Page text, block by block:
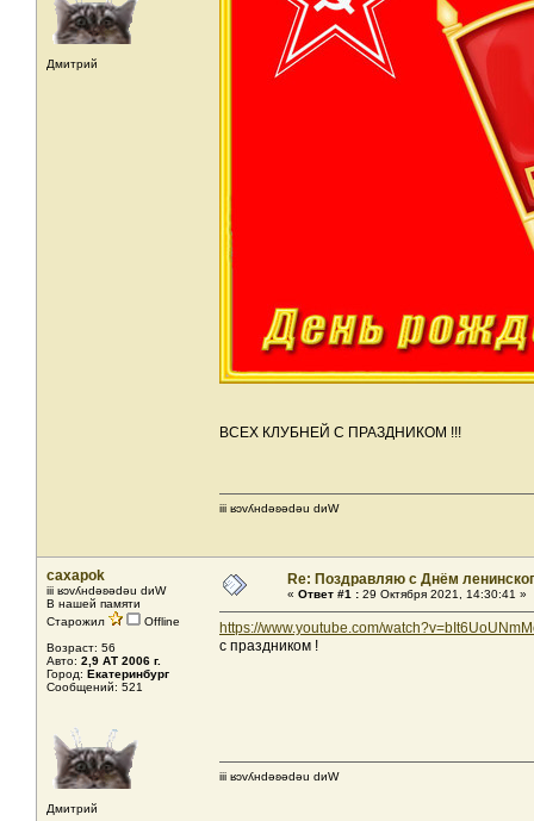
Дмитрий
ВСЕХ КЛУБНЕЙ С ПРАЗДНИКОМ !!!
iii ʁɔvʎнdǝʚǝdǝu dиW
caxapok
iii ʁɔvʎнdǝʚǝdǝu dиW
В нашей памяти
Старожил
Offline
Возраст: 56
Авто: 2,9 АТ 2006 г.
Город: Екатеринбург
Сообщений: 521
Дмитрий
Re: Поздравляю с Днём
« Ответ #1 : 29 Октября 2021, 14:30:41 »
https://www.youtube.com/
с праздником !
iii ʁɔvʎнdǝʚǝdǝu dиW